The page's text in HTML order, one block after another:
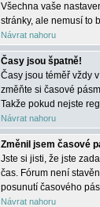
Všechna vaše
stránky, ale nemusí to
Návrat nahoru
Časy jsou špatně!
Časy jsou téměř vždy
změňte si časové
Takže pokud nejste
Návrat nahoru
Změnil jsem časové
Jste si jisti, že jste
čas. Fórum není
posunutí časového
Návrat nahoru